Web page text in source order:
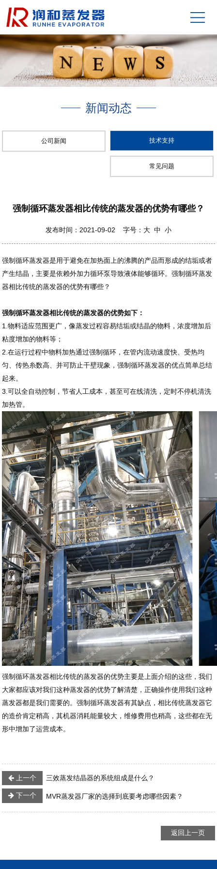
新闻动态
公司新闻 技术支持
常见问题
强制循环蒸发器相比传统的蒸发器的优势有哪些？
发布时间：2021-09-02 字号： 大 中 小
强制循环蒸发器是用于避免在加热面上的沸腾的产品而形成的结垢或者
产生结晶，主要是依赖外加力循环泵导致液体能够循环。强制循环蒸发
器相比传统的蒸发器的优势有哪些？
强制循环蒸发器相比传统的蒸发器的优势如下：
1.物料适应范围更广，像蒸发过程容易结垢或结晶的物料，浓度增加后
粘度增加的物料等；
2.在运行过程中物料加热通过强制循环，在管内流动速度快、受热均
匀、传热糸数高、并可防止干壁现象，强制循环蒸发器的优点简单总结
起来。
3.可以全自动控制，节省人工成本，甚至可在线清洗，定时不停机清洗
加热管。
强制循环蒸发器相比传统的蒸发器的优势主要是上面介绍的这些，我们
大家都应该对我们这种蒸发器的优势了解清楚，正确操作使用我们这种
蒸发器都是我们需要的。强制循环蒸发器有其缺点，相比传统蒸发器它
的造价肯定稍高，其机器消耗能量较大，维修费用也稍高，这些都在无
形中增加了运营成本。
上一个 三效蒸发结晶器的系统组成是什么？
下一个 MVR蒸发器厂家的选择到底要考虑哪些因素？
返回上一页